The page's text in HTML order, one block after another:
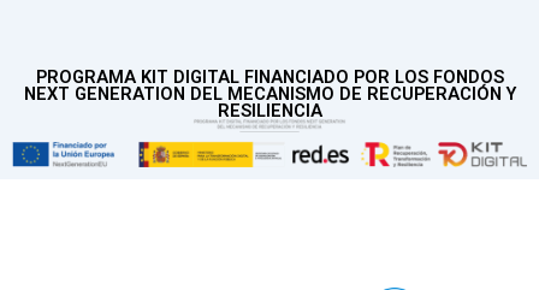
PROGRAMA KIT DIGITAL FINANCIADO POR LOS FONDOS
NEXT GENERATION DEL MECANISMO DE RECUPERACIÓN Y
RESILIENCIA